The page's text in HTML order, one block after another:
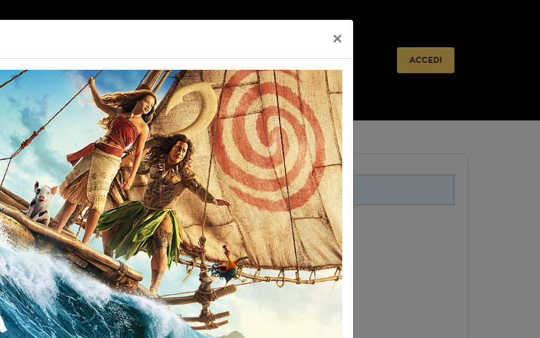
Prossimamente Tariffe Contatti ACCEDI
Non ci sono spettacoli legati a questo evento.
×